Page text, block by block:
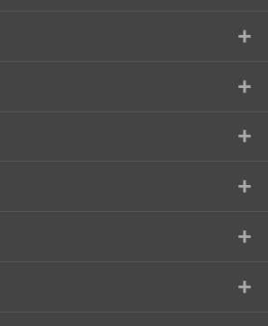
+
+
+
+
+
+